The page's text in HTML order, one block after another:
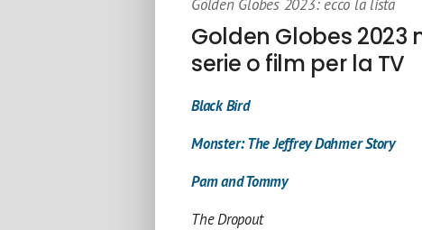
Golden Globes 2023: ecco la lista
Golden Globes 2023
serie o film per la TV
Black Bird
Monster: The Jeffrey Dahmer Story
Pam and Tommy
The Dropout